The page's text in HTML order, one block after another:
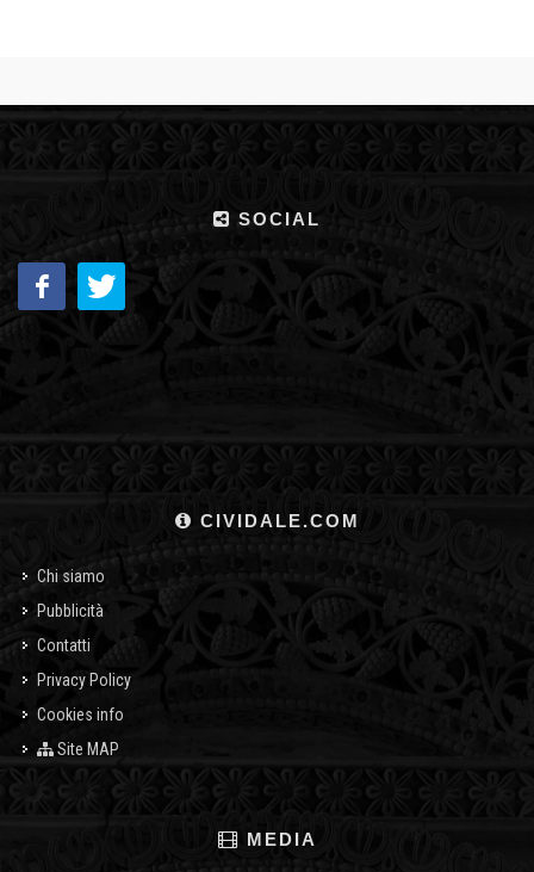
SOCIAL
CIVIDALE.COM
Chi siamo
Pubblicità
Contatti
Privacy Policy
Cookies info
Site MAP
MEDIA